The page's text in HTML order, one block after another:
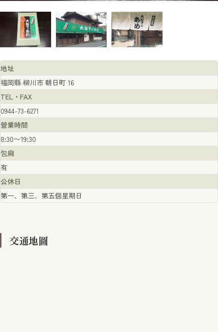
地址
福岡縣 柳川市 朝日町 16
TEL・FAX
0944-73-6271
營業時間
8:30〜19:30
包廂
有
公休日
第一、第三、第五個星期日
交通地圖